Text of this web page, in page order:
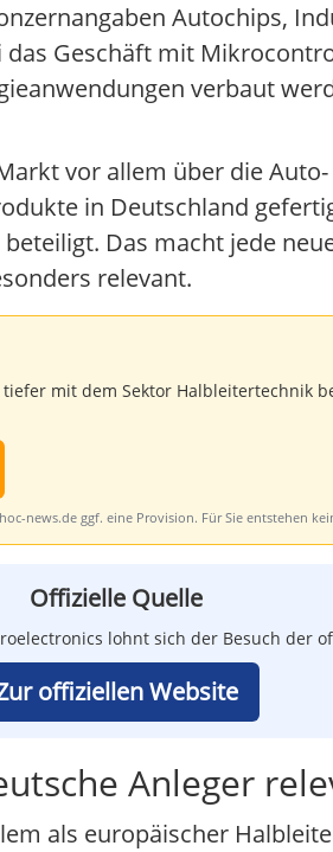
Autochips,
Geschäft mit
verbaut
vor allem über die
in Deutschland
Das macht jede
relevant.
mit dem Sektor Halbleitertechnik
news.de ggf. eine Provision. Für Sie entstehen
Offizielle Quelle
lohnt sich der Besuch der
offiziellen Website
Anleger
als europäischer